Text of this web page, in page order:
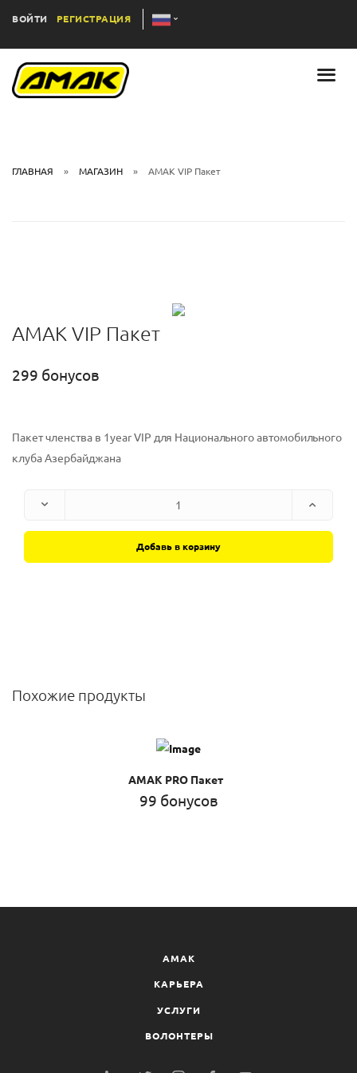
ВОЙТИ РЕГИСТРАЦИЯ
ГЛАВНАЯ МАГАЗИН AMAK VIP Пакет
AMAK VIP Пакет
299 бонусов
Пакет членства в 1year VIP для Национального автомобильного
клуба Азербайджана
Добавь в корзину
Похожие продукты
AMAK PRO Пакет
99 бонусов
AMAK
КАРЬЕРА
УСЛУГИ
ВОЛОНТЕРЫ